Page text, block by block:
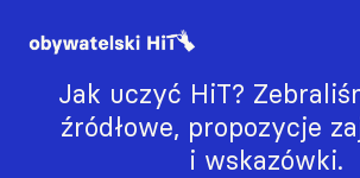
Jak uczyć HiT?
źródłowe, propozycje
i wskazówki.